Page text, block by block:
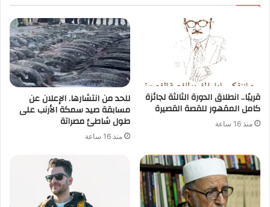
قريبًا.. انطلاق الدورة الثالثة لجائزة
كامل المقهور للقصة القصيرة
منذ 16 ساعة
للحد من انتشارها. الإعلان عن
مسابقة صيد سمكة الأرنب على
طول شاطئ مصراتة
منذ 16 ساعة